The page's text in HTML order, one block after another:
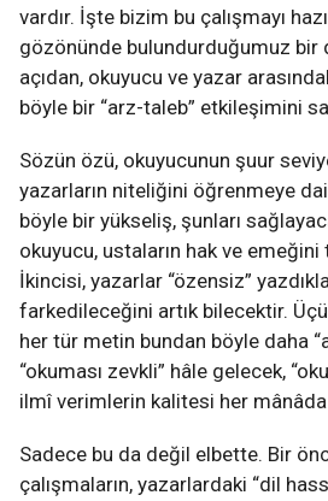
vardır. İşte bizim bu çalışmayı
gözönünde bulundurduğumuz bir
açıdan, okuyucu ve yazar
böyle bir “arz-taleb” etkileşimini
Sözün özü, okuyucunun şuur
yazarların niteliğini öğrenmeye
böyle bir yükseliş, şunları
okuyucu, ustaların hak ve
İkincisi, yazarlar “özensiz”
farkedileceğini artık bilecektir.
her tür metin bundan böyle daha
“okuması zevkli” hâle gelecek,
ilmî verimlerin kalitesi her
Sadece bu da değil elbette. Bir
çalışmaların, yazarlardaki “dil